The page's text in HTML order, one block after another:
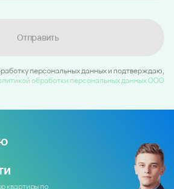
Отправить
персональных данных и подтверждаю,
обработки персональных данных ООО
квартиры по